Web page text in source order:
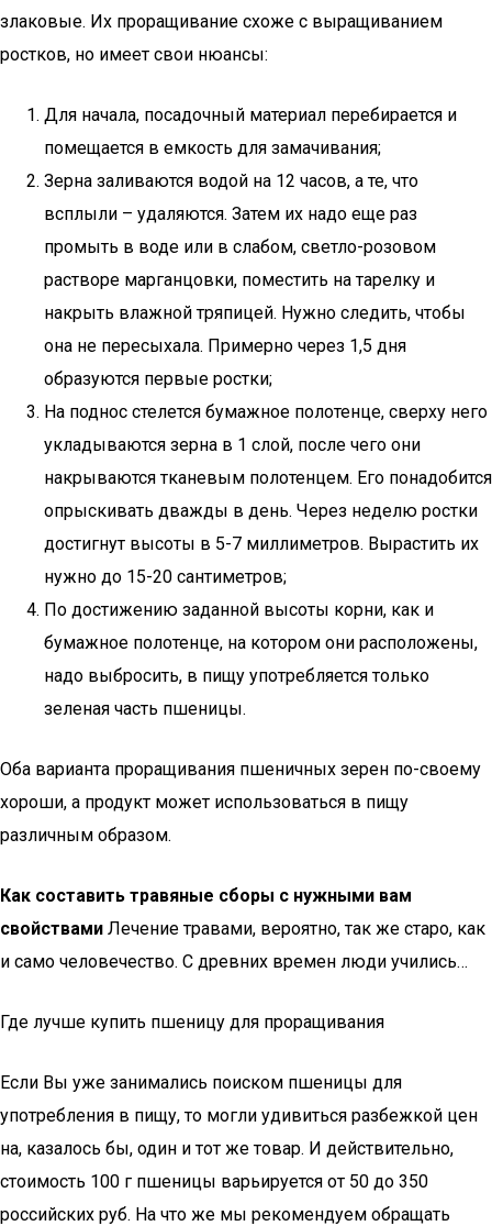
злаковые. Их проращивание схоже с выращиванием
ростков, но имеет свои нюансы:
Для начала, посадочный материал перебирается и
помещается в емкость для замачивания;
Зерна заливаются водой на 12 часов, а те, что
всплыли – удаляются. Затем их надо еще раз
промыть в воде или в слабом, светло-розовом
растворе марганцовки, поместить на тарелку и
накрыть влажной тряпицей. Нужно следить, чтобы
она не пересыхала. Примерно через 1,5 дня
образуются первые ростки;
На поднос стелется бумажное полотенце, сверху него
укладываются зерна в 1 слой, после чего они
накрываются тканевым полотенцем. Его понадобится
опрыскивать дважды в день. Через неделю ростки
достигнут высоты в 5-7 миллиметров. Вырастить их
нужно до 15-20 сантиметров;
По достижению заданной высоты корни, как и
бумажное полотенце, на котором они расположены,
надо выбросить, в пищу употребляется только
зеленая часть пшеницы.
Оба варианта проращивания пшеничных зерен по-своему
хороши, а продукт может использоваться в пищу
различным образом.
Как составить травяные сборы с нужными вам
свойствами Лечение травами, вероятно, так же старо, как
и само человечество. С древних времен люди учились…
Где лучше купить пшеницу для проращивания
Если Вы уже занимались поиском пшеницы для
употребления в пищу, то могли удивиться разбежкой цен
на, казалось бы, один и тот же товар. И действительно,
стоимость 100 г пшеницы варьируется от 50 до 350
российских руб. На что же мы рекомендуем обращать